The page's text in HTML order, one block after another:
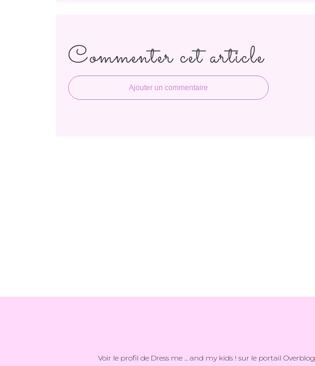
Commenter cet article
Ajouter un commentaire
Voir le profil de Dress me ... and my kids ! sur le portail Overblog